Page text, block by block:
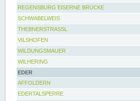
REGENSBURG EISERNE BRÜCKE
SCHWABELWEIS
THEBNERSTRASSL
VILSHOFEN
WILDUNGSMAUER
WILHERING
EDER
AFFOLDERN
EDERTALSPERRE